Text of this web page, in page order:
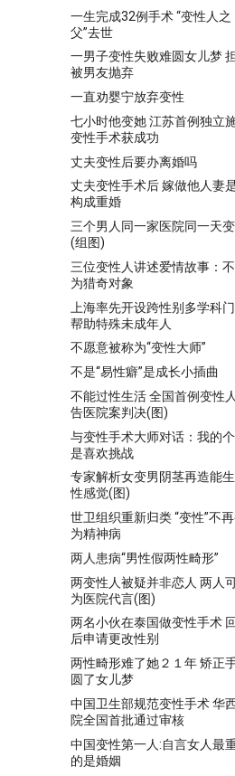
一生完成32例手术 “变性人之
父”去世
一男子变性失败难圆女儿梦
被男友抛弃
一直劝婴宁放弃变性
七小时他变她 江苏首例独立
变性手术获成功
丈夫变性后要办离婚吗
丈夫变性手术后 嫁做他人妻
构成重婚
三个男人同一家医院同一天
(组图)
三位变性人讲述爱情故事：
为猎奇对象
上海率先开设跨性别多学科
帮助特殊未成年人
不愿意被称为“变性大师”
不是“易性癖”是成长小插曲
不能过性生活 全国首例变性
告医院案判决(图)
与变性手术大师对话：我的
是喜欢挑战
专家解析女变男阴茎再造能
性感觉(图)
世卫组织重新归类 “变性”不
为精神病
两人患病“男性假两性畸形”
两变性人被疑并非恋人 两人
为医院代言(图)
两名小伙在泰国做变性手术
后申请更改性别
两性畸形难了她２１年 矫正
圆了女儿梦
中国卫生部规范变性手术 华
院全国首批通过审核
中国变性第一人:自言女人最
的是婚姻